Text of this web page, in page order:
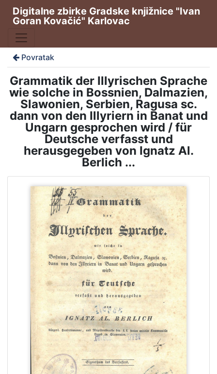
Digitalne zbirke Gradske knjižnice "Ivan
Goran Kovačić" Karlovac
Povratak
Grammatik der Illyrischen Sprache
wie solche in Bossnien, Dalmazien,
Slawonien, Serbien, Ragusa sc.
dann von den Illyriern in Banat und
Ungarn gesprochen wird / für
Deutsche verfasst und
herausgegeben von Ignatz Al.
Berlich ...